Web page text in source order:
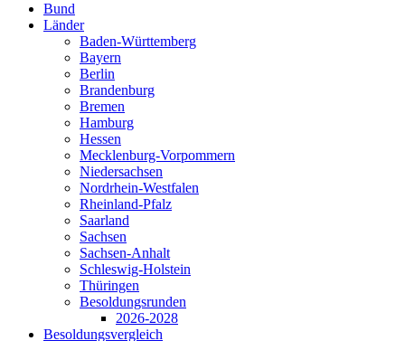
Bund
Länder
Baden-Württemberg
Bayern
Berlin
Brandenburg
Bremen
Hamburg
Hessen
Mecklenburg-Vorpommern
Niedersachsen
Nordrhein-Westfalen
Rheinland-Pfalz
Saarland
Sachsen
Sachsen-Anhalt
Schleswig-Holstein
Thüringen
Besoldungsrunden
2026-2028
Besoldungsvergleich